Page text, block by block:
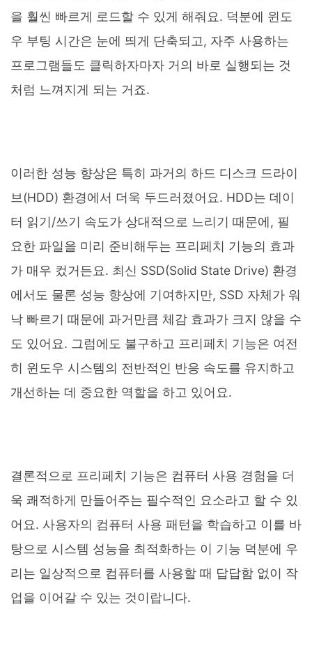
을 훨씬 빠르게 로드할 수 있게 해줘요. 덕분에 윈도
우 부팅 시간은 눈에 띄게 단축되고, 자주 사용하는
프로그램들도 클릭하자마자 거의 바로 실행되는 것
처럼 느껴지게 되는 거죠.
이러한 성능 향상은 특히 과거의 하드 디스크 드라이
브(HDD) 환경에서 더욱 두드러졌어요. HDD는 데이
터 읽기/쓰기 속도가 상대적으로 느리기 때문에, 필
요한 파일을 미리 준비해두는 프리페치 기능의 효과
가 매우 컸거든요. 최신 SSD(Solid State Drive) 환경
에서도 물론 성능 향상에 기여하지만, SSD 자체가 워
낙 빠르기 때문에 과거만큼 체감 효과가 크지 않을 수
도 있어요. 그럼에도 불구하고 프리페치 기능은 여전
히 윈도우 시스템의 전반적인 반응 속도를 유지하고
개선하는 데 중요한 역할을 하고 있어요.
결론적으로 프리페치 기능은 컴퓨터 사용 경험을 더
욱 쾌적하게 만들어주는 필수적인 요소라고 할 수 있
어요. 사용자의 컴퓨터 사용 패턴을 학습하고 이를 바
탕으로 시스템 성능을 최적화하는 이 기능 덕분에 우
리는 일상적으로 컴퓨터를 사용할 때 답답함 없이 작
업을 이어갈 수 있는 것이랍니다.